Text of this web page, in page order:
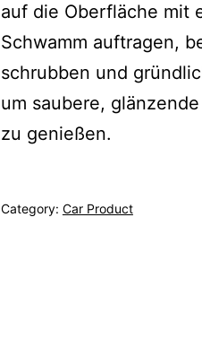
auf die Oberfläche mit
Schwamm auftragen,
schrubben und
um saubere,
zu genießen.
Category: Car Product